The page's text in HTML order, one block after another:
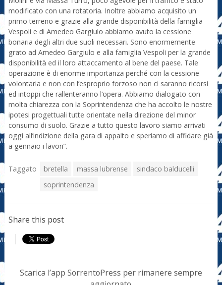
modificato con una rotatoria. Inoltre abbiamo acquisito un
primo terreno e grazie alla grande disponibilità della famiglia
Vespoli e di Amedeo Gargiulo abbiamo avuto la cessione
bonaria degli altri due suoli necessari. Sono enormemente
grato ad Amedeo Gargiulo e alla famiglia Vespoli per la grande
disponibilità ed il loro attaccamento al bene del paese. Tale
operazione è di enorme importanza perché con la cessione
volontaria e non con l’esproprio forzoso non ci saranno ricorsi
ed intoppi che rallenteranno l’opera. Abbiamo dialogato con
molta chiarezza con la Soprintendenza che ha accolto le nostre
ipotesi progettuali tutte orientate nella direzione del minor
consumo di suolo. Grazie a tutto questo lavoro siamo arrivati
oggi all’indizione della gara di appalto e speriamo di affidare già
a gennaio i lavori”.
Taggato bretella massa lubrense
sindaco balducelli
soprintendenza
Share this post
Scarica l’app SorrentoPress per rimanere sempre